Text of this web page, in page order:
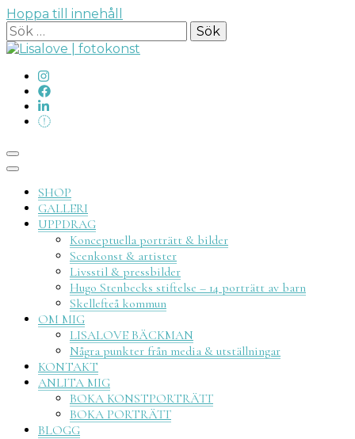
Hoppa till innehåll
Sök
efter:
SHOP
GALLERI
UPPDRAG
Konceptuella porträtt & bilder
Scenkonst & artister
Livsstil & pressbilder
Hugo Stenbecks stiftelse – 14 porträtt av barn
Skellefteå kommun
OM MIG
LISALOVE BÄCKMAN
Några punkter från media & utställningar
KONTAKT
ANLITA MIG
BOKA KONSTPORTRÄTT
BOKA PORTRÄTT
BLOGG